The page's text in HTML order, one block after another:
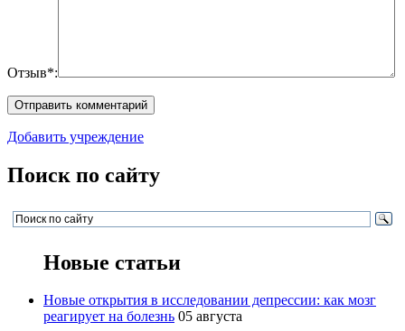
Отзыв*:
Добавить учреждение
Поиск по сайту
Новые статьи
Новые открытия в исследовании депрессии: как мозг
реагирует на болезнь 05 августа